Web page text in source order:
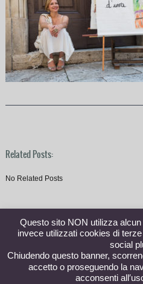
Related Posts:
No Related Posts
Questo sito NON utilizza
invece utilizzati cookies di
social
Chiudendo questo banner,
accetto o proseguendo la
acconsenti